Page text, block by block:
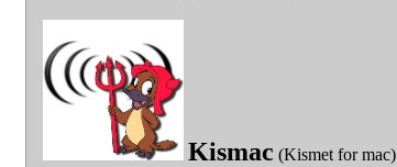
Kismac (Kismet for mac)